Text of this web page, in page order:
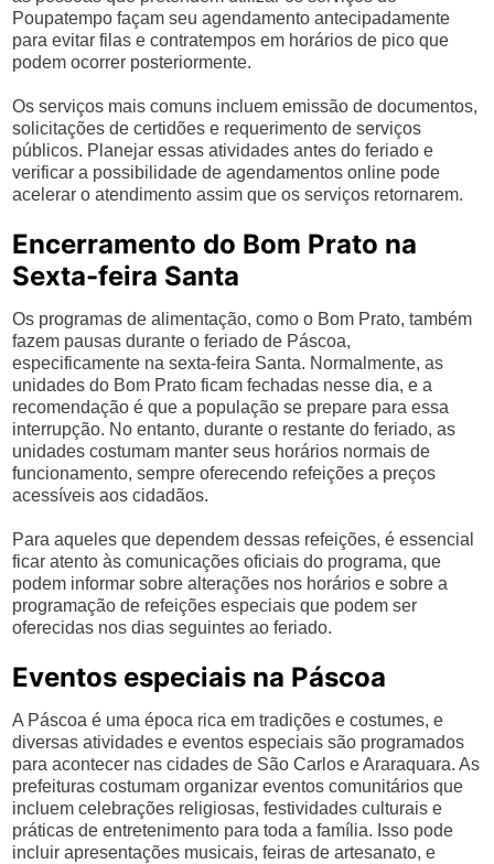
Poupatempo façam seu agendamento antecipadamente
para evitar filas e contratempos em horários de pico que
podem ocorrer posteriormente.
Os serviços mais comuns incluem emissão de documentos,
solicitações de certidões e requerimento de serviços
públicos. Planejar essas atividades antes do feriado e
verificar a possibilidade de agendamentos online pode
acelerar o atendimento assim que os serviços retornarem.
Encerramento do Bom Prato na
Sexta-feira Santa
Os programas de alimentação, como o Bom Prato, também
fazem pausas durante o feriado de Páscoa,
especificamente na sexta-feira Santa. Normalmente, as
unidades do Bom Prato ficam fechadas nesse dia, e a
recomendação é que a população se prepare para essa
interrupção. No entanto, durante o restante do feriado, as
unidades costumam manter seus horários normais de
funcionamento, sempre oferecendo refeições a preços
acessíveis aos cidadãos.
Para aqueles que dependem dessas refeições, é essencial
ficar atento às comunicações oficiais do programa, que
podem informar sobre alterações nos horários e sobre a
programação de refeições especiais que podem ser
oferecidas nos dias seguintes ao feriado.
Eventos especiais na Páscoa
A Páscoa é uma época rica em tradições e costumes, e
diversas atividades e eventos especiais são programados
para acontecer nas cidades de São Carlos e Araraquara. As
prefeituras costumam organizar eventos comunitários que
incluem celebrações religiosas, festividades culturais e
práticas de entretenimento para toda a família. Isso pode
incluir apresentações musicais, feiras de artesanato, e